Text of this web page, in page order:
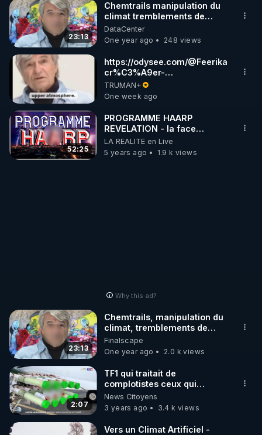
23:13
Chemtrails manipulation du
climat tremblements de
terre armes a energie
dirigee - Jean Pierre Petit
DataCenter
One year ago
248 views
https://odysee.com/@Feerika:d/
cr%C3%A9er-
artificiellement-une-zone-
chaude:7
TRUMAN+
One week ago
52:25
PROGRAMME HAARP
REVELATION - la face
cachée du nouvel Ordre
Mondial
LA REALITE en Live
5 years ago
1.9 k views
Why this ad?
23:13
Chemtrails, manipulation du
climat, tremblements de
terre, armes à énergie
dirigée:
Finalscape
One year ago
2.0 k views
2:07
TF1 qui traitait de
complotistes ceux qui
alertaient des chemtrails,
mais TF1 a changé d'avis
News Citoyens
3 years ago
3.4 k views
Vers un Climat Artificiel -